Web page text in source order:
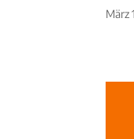
März